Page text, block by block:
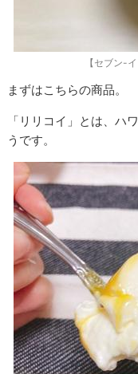
【セブン-
まずはこちらの商品。
「リリコイ」とは、ハ
うです。